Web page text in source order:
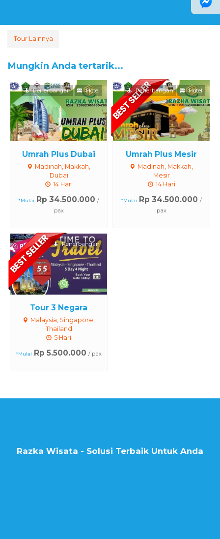
Tour Lainnya
Mungkin Anda tertarik...
Umrah Plus Dubai
Madinah, Makkah,
Dubai
14 Hari
*Mulai Rp 34.500.000 /
pax
Penerbangan Hotel
Umrah Plus Mesir
Madinah, Makkah,
Mesir
14 Hari
*Mulai Rp 34.500.000 /
pax
Penerbangan Hotel
Tour 3 Negara
Malaysia, Singapore,
Thailand
5 Hari
*Mulai Rp 5.500.000 / pax
Penerbangan
Razka Wisata - Solusi Terbaik Untuk Anda